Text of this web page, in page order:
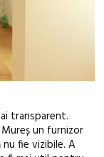
transparent.
un furnizor
fie vizibile. A